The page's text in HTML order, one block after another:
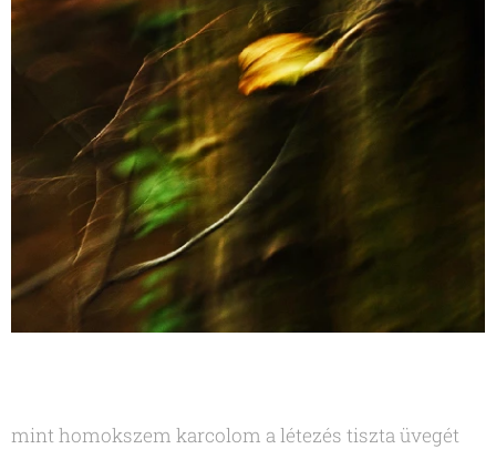
mint homokszem karcolom a létezés tiszta üvegét